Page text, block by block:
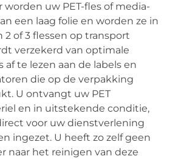
worden uw PET-fles of media-
een laag folie en worden ze in
of 3 flessen op transport
verzekerd van optimale
af te lezen aan de labels en
die op de verpakking
U ontvangt uw PET
en in uitstekende conditie,
voor uw dienstverlening
ingezet. U heeft zo zelf geen
naar het reinigen van deze